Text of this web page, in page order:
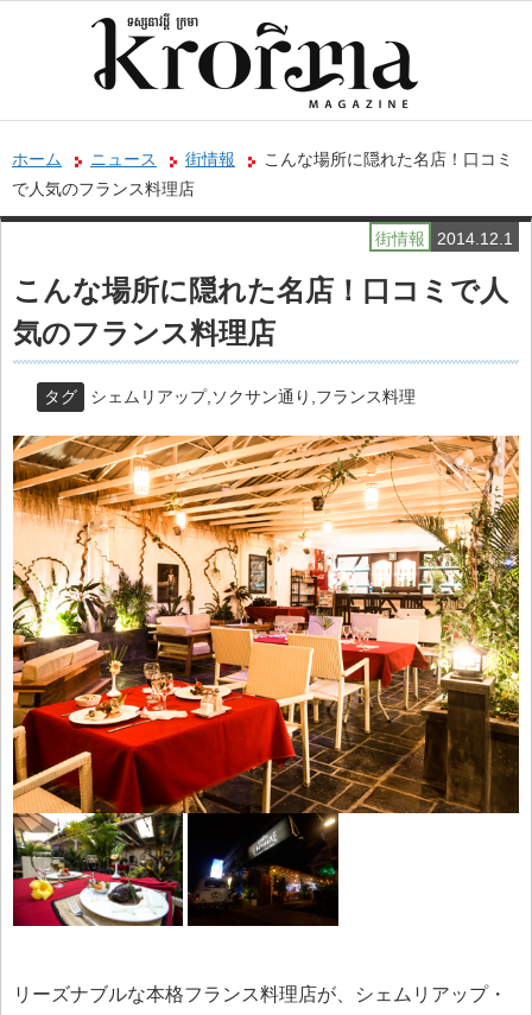
ホーム ニュース 街情報
こんな場所に隠れた名店！口コミ
で人気のフランス料理店
2014.12.1
街情報
こんな場所に隠れた名店！口コミで人
気のフランス料理店
タグ シェムリアップ, ソクサン通り フランス料理
リーズナブルな本格フランス料理店が、シェムリアップ・